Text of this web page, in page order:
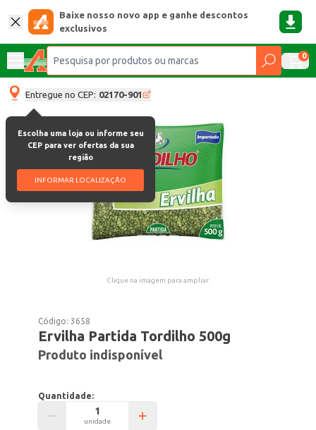
Baixe nosso novo app e ganhe descontos
exclusivos
0
Entregue no CEP: 02170-901
Escolha uma loja ou informe seu
CEP para ver ofertas da sua
região
INFORMAR LOCALIZAÇÃO
Clique na imagem para ampliar.
Código:3658
Ervilha Partida Tordilho 500g
Produto indisponível
Quantidade:
unidade